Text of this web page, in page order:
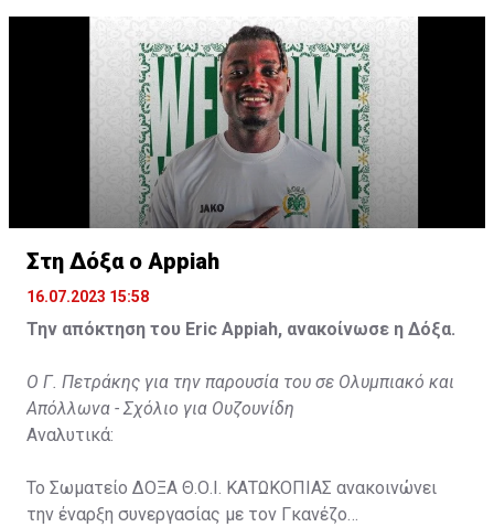
31χρονος άσος.
Στη Δόξα ο Appiah
16.07.2023 15:58
Την απόκτηση του Eric Appiah, ανακοίνωσε η Δόξα.
Ο Γ. Πετράκης για την παρουσία του σε Ολυμπιακό και
Απόλλωνα - Σχόλιο για Ουζουνίδη
Αναλυτικά:
Το Σωματείο ΔΟΞΑ Θ.Ο.Ι. ΚΑΤΩΚΟΠΙΑΣ ανακοινώνει
την έναρξη συνεργασίας με τον Γκανέζο